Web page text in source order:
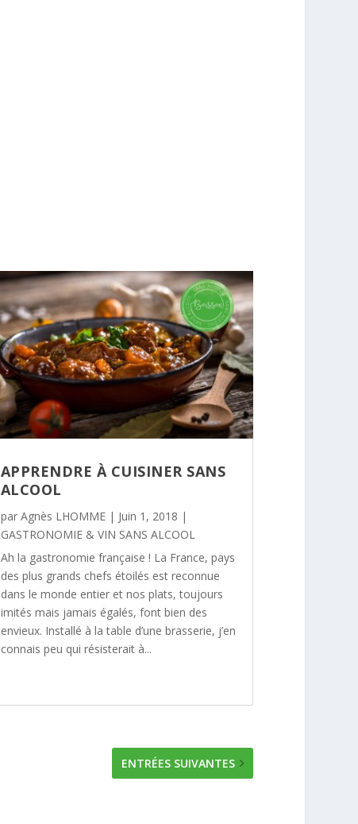
APPRENDRE À CUISINER SANS
ALCOOL
par Agnès LHOMME| Juin 1, 2018 |
GASTRONOMIE & VIN SANS ALCOOL
Ah la gastronomie française ! La France, pays
des plus grands chefs étoilés est reconnue
dans le monde entier et nos plats, toujours
imités mais jamais égalés, font bien des
envieux. Installé à la table d’une brasserie, j’en
connais peu qui résisterait à...
ENTRÉES SUIVANTES